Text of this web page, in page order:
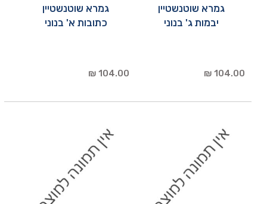
גמרא שוטנשטיין
יבמות ג' בנוני
104.00 ₪
גמרא שוטנשטיין
כתובות א' בנוני
104.00 ₪